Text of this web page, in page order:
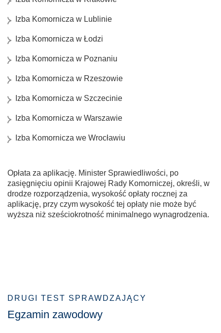
Izba Komornicza w Lublinie
Izba Komornicza w Łodzi
Izba Komornicza w Poznaniu
Izba Komornicza w Rzeszowie
Izba Komornicza w Szczecinie
Izba Komornicza w Warszawie
Izba Komornicza we Wrocławiu
Opłata za aplikację. Minister Sprawiedliwości, po
zasięgnięciu opinii Krajowej Rady Komorniczej, określi, w
drodze rozporządzenia, wysokość opłaty rocznej za
aplikację, przy czym wysokość tej opłaty nie może być
wyższa niż sześciokrotność minimalnego wynagrodzenia.
DRUGI TEST SPRAWDZAJĄCY
Egzamin zawodowy